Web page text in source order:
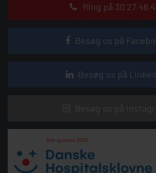
Ring på 30 27 46
Besøg os på
Besøg os på
Besøg os på